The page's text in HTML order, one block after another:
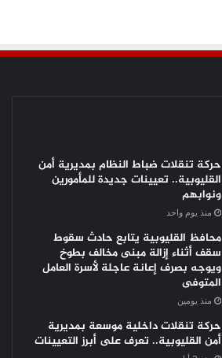
حركة تنقلات ضباط النظام بمديرية أمن
القليوبية.. تعيينات جديدة للمأمورين
ونوابهم
منذ يوم واحد
محافظ القليوبية يتابع حادث سقوط
سقف أثناء إزالة مبنى مخالف بطوخ
ويوجه بصرف إعانة عاجلة لأسرة العامل
المتوفى
منذ يومين
حركة تنقلات داخلية موسعة بمديرية
أمن القليوبية.. تعرف على أبرز التعيينات